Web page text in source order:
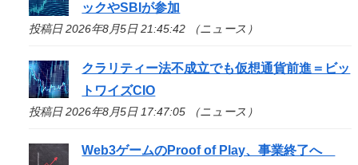
ックやSBIが参加
投稿日 2026年8月5日 21:45:42 （ニュース）
クラリティー法不成立でも仮想通貨前進＝ビッ
トワイズCIO
投稿日 2026年8月5日 17:47:05 （ニュース）
Web3ゲームのProof of Play、事業終了へ